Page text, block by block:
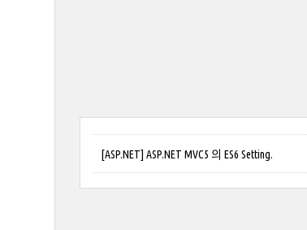
[ASP.NET] ASP.NET MVC5 의 ES6 Setting.